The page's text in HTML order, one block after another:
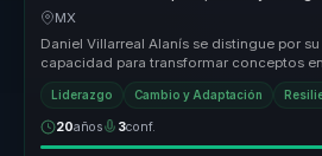
cambio.
MX
Daniel Villarreal Alanís se distingue por
capacidad para transformar conceptos
metodología comb...
Liderazgo Cambio y Adaptación
20años 3conf.